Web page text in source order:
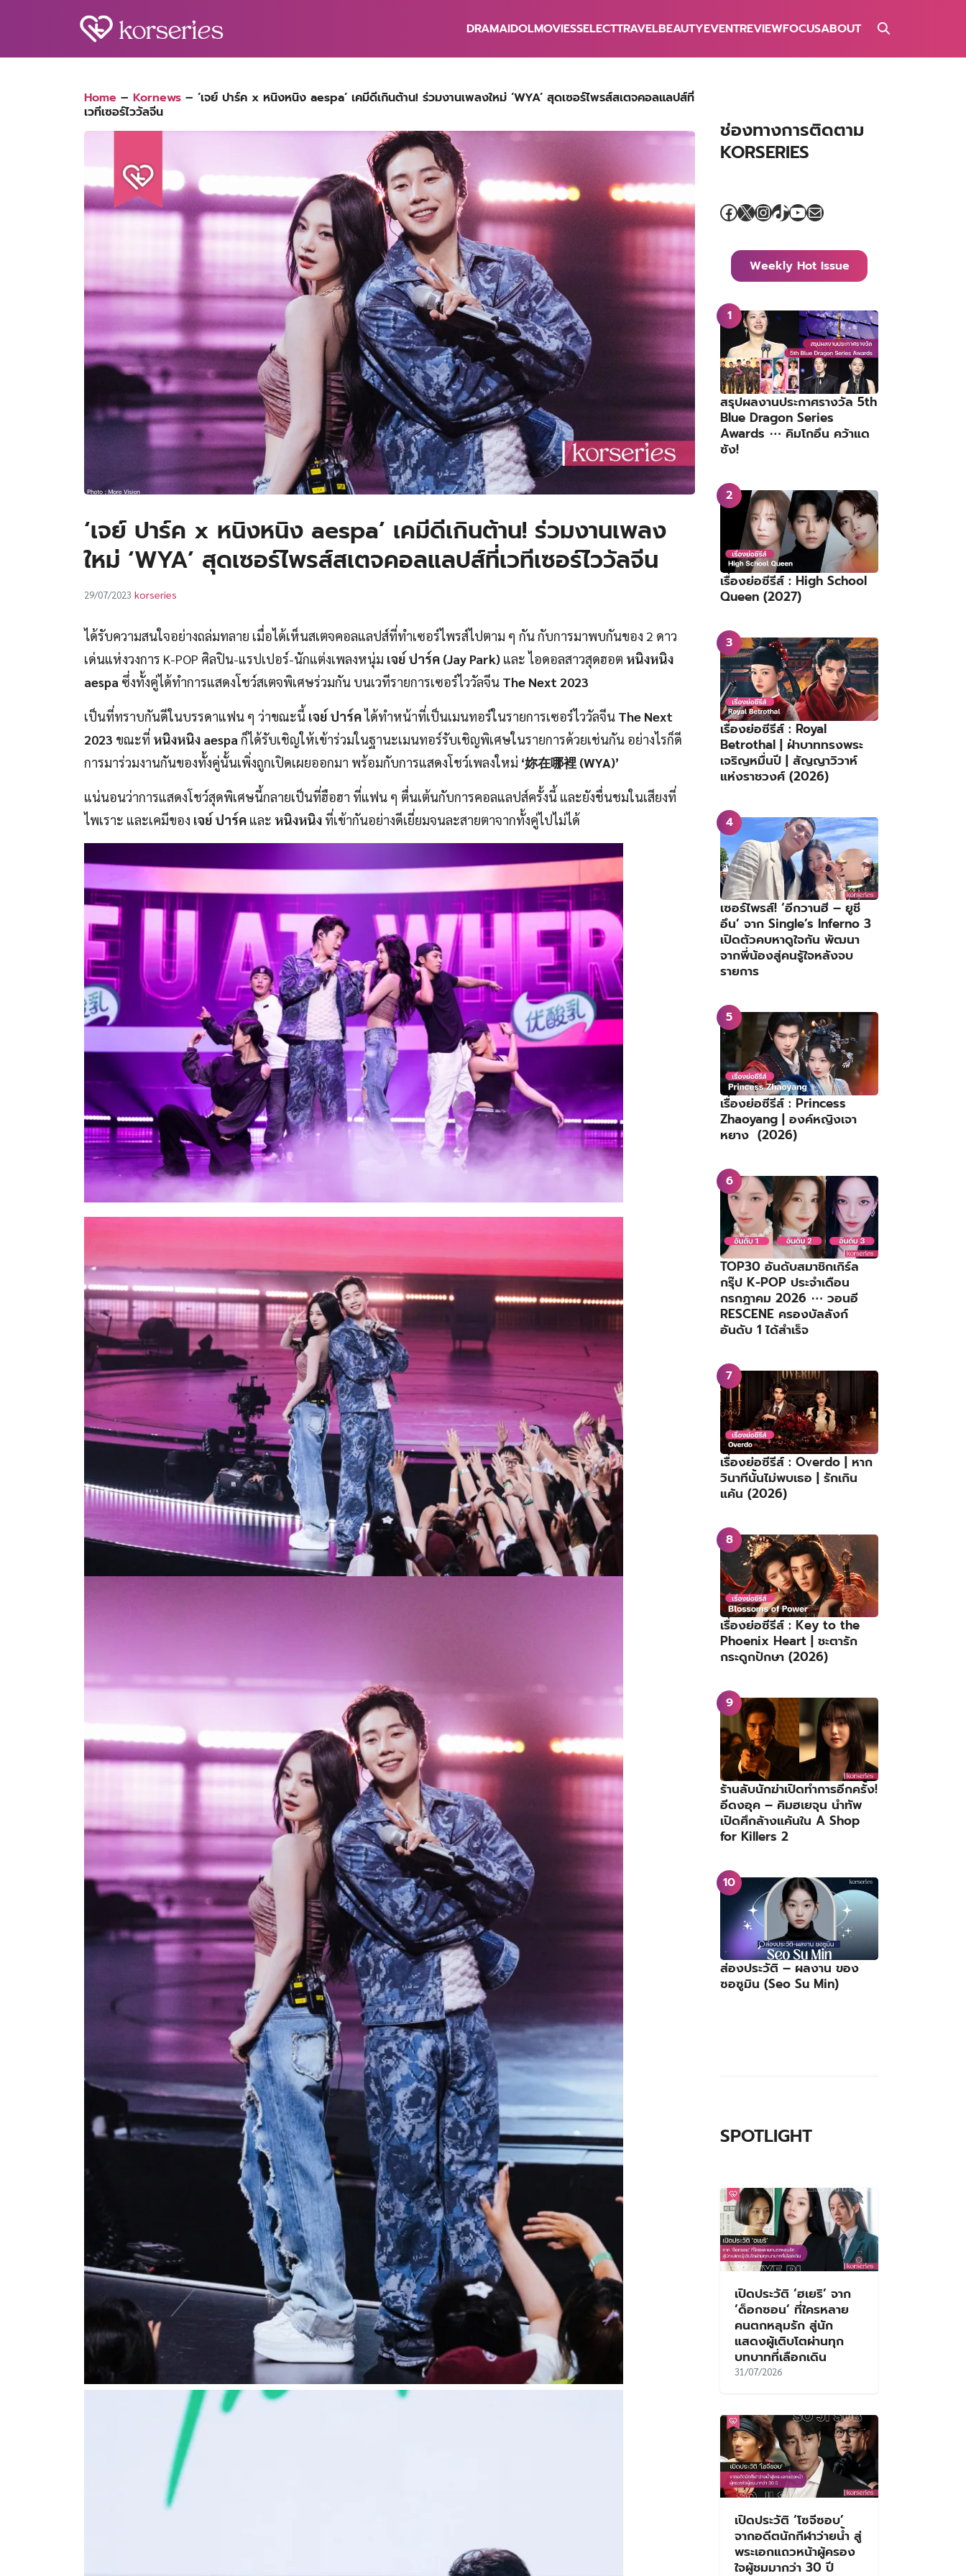
DRAMAIDOLMOVIESSELECTTRAVELBEAUTYEVENTREVIEWFOCUSABOUT
Home – Kornews – ‘เจย์ ปาร์ค x หนิงหนิง aespa’ เคมีดีเกินต้าน! ร่วมงานเพลงใหม่ ‘WYA’ สุดเซอร์ไพรส์สเตจคอลแลปส์ที่
เวทีเซอร์ไววัลจีน
‘เจย์ ปาร์ค x หนิงหนิง aespa’ เคมีดีเกินต้าน! ร่วมงานเพลง
ใหม่ ‘WYA’ สุดเซอร์ไพรส์สเตจคอลแลปส์ที่เวทีเซอร์ไววัลจีน
29/07/2023 korseries
ได้รับความสนใจอย่างถล่มทลาย เมื่อได้เห็นสเตจคอลแลปส์ที่ทำเซอร์ไพรส์ไปตาม ๆ กัน กับการมาพบกันของ 2 ดาว
เด่นแห่งวงการ K-POP ศิลปิน-แรปเปอร์-นักแต่งเพลงหนุ่ม เจย์ ปาร์ค (Jay Park) และ ไอดอลสาวสุดฮอต หนิงหนิง
aespa ซึ่งทั้งคู่ได้ทำการแสดงโชว์สเตจพิเศษร่วมกัน บนเวทีรายการเซอร์ไววัลจีน The Next 2023
เป็นที่ทราบกันดีในบรรดาแฟน ๆ ว่าขณะนี้ เจย์ ปาร์คได้ทำหน้าที่เป็นเมนทอร์ในรายการเซอร์ไววัลจีน The Next
2023 ขณะที่ หนิงหนิง aespa ก็ได้รับเชิญให้เข้าร่วมในฐานะเมนทอร์รับเชิญพิเศษในรายการด้วยเช่นกัน อย่างไรก็ดี
การมาร่วมงานกันของทั้งคู่นั้นเพิ่งถูกเปิดเผยออกมา พร้อมกับการแสดงโชว์เพลงใหม่ ‘妳在哪裡 (WYA)’
แน่นอนว่าการแสดงโชว์สุดพิเศษนี้กลายเป็นที่ฮือฮา ที่แฟน ๆ ตื่นเต้นกับการคอลแลปส์ครั้งนี้ และยังชื่นชมในเสียงที่
ไพเราะ และเคมีของ เจย์ ปาร์ค และ หนิงหนิง ที่เข้ากันอย่างดีเยี่ยมจนละสายตาจากทั้งคู่ไปไม่ได้
ช่องทางการติดตาม
KORSERIES
Facebook
X Instagram
TikTok
YouTube
Mail
Weekly Hot Issue
สรุปผลงานประกาศรางวัล 5th
Blue Dragon Series
Awards ⋯ คิมโกอึน คว้าแด
ซัง!
เรื่องย่อซีรีส์ : High School
Queen (2027)
เรื่องย่อซีรีส์ : Royal
Betrothal | ฝ่าบาททรงพระ
เจริญหมื่นปี | สัญญาวิวาห์
แห่งราชวงศ์ (2026)
เซอร์ไพรส์! ‘อีกวานฮี – ยูชี
อึน’ จาก Single’s Inferno 3
เปิดตัวคบหาดูใจกัน พัฒนา
จากพี่น้องสู่คนรู้ใจหลังจบ
รายการ
เรื่องย่อซีรีส์ : Princess
Zhaoyang | องค์หญิงเจา
หยาง (2026)
TOP30 อันดับสมาชิกเกิร์ล
กรุ๊ป K-POP ประจำเดือน
กรกฎาคม 2026 ⋯ วอนอี
RESCENE ครองบัลลังก์
อันดับ 1 ได้สำเร็จ
เรื่องย่อซีรีส์ : Overdo | หาก
วินาทีนั้นไม่พบเธอ | รักเกิน
แค้น (2026)
เรื่องย่อซีรีส์ : Key to the
Phoenix Heart | ชะตารัก
กระดูกปักษา (2026)
ร้านลับนักฆ่าเปิดทำการอีกครั้ง!
อีดงอุค – คิมฮเยจุน นำทัพ
เปิดศึกล้างแค้นใน A Shop
for Killers 2
ส่องประวัติ – ผลงาน ของ
ซอซูมิน (Seo Su Min)
SPOTLIGHT
เปิดประวัติ ‘ฮเยริ’ จาก
‘ด็อกซอน’ ที่ใครหลาย
คนตกหลุมรัก สู่นัก
แสดงผู้เติบโตผ่านทุก
บทบาทที่เลือกเดิน
31/07/2026
เปิดประวัติ ‘โซจีซอบ’
จากอดีตนักกีฬาว่ายน้ำ สู่
พระเอกแถวหน้าผู้ครอง
ใจผู้ชมมากว่า 30 ปี